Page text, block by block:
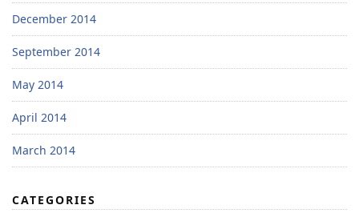
December 2014
September 2014
May 2014
April 2014
March 2014
CATEGORIES